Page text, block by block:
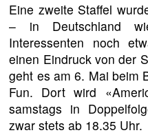
Eine zweite Staffel
– in Deutschland
Interessenten noch
einen Eindruck von der
geht es am 6. Mai beim
Fun. Dort wird
samstags in
zwar stets ab 18.35 Uhr.